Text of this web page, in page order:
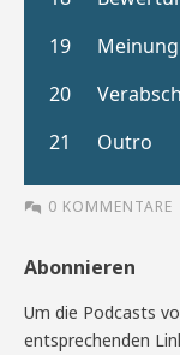
0 KOMMENTARE
Abonnieren
Um die Podcasts
entsprechenden